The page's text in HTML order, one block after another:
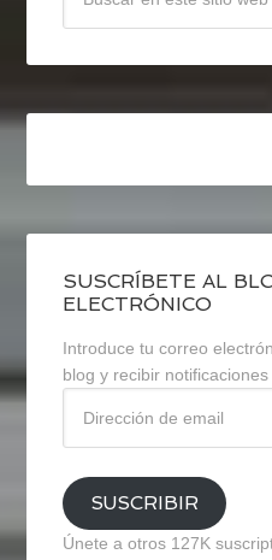
SUSCRÍBETE AL
ELECTRÓNICO
Introduce tu correo
blog y recibir
email
SUSCRIBIR
Únete a otros 127K